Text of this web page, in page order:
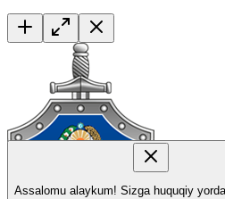
Assalomu alaykum! Sizga huquqiy